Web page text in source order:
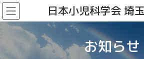
コ
ン
テ
ナ
ビ
ゲ
日本小児科学会 埼
お知らせ